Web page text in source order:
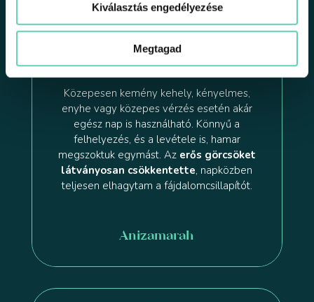
Kiválasztás engedélyezése
Megtagad
Közepesen kemény kehely, kényelmes,
enyhe vagy közepes vérzés esetén akár
egész nap is használható. Könnyű a
felhelyezés, és a levétele is, hamar
megszoktuk egymást. Az erős görcsöket
látványosan csökkentette, napközben
teljesen elhagytam a fájdalomcsillapítót.
Anizamarah